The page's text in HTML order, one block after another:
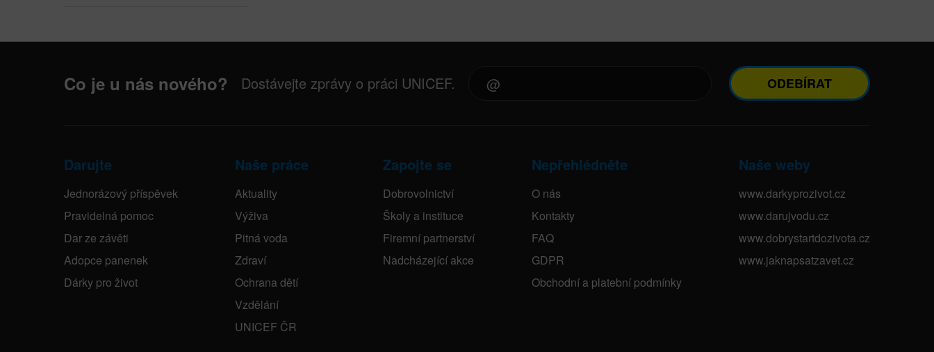
Co je u nás nového? Dostávejte zprávy o práci UNICEF. ODEBÍRAT
Darujte
Jednorázový příspěvek
Pravidelná pomoc
Dar ze závěti
Adopce panenek
Dárky pro život
Naše práce
Aktuality
Výživa
Pitná voda
Zdraví
Ochrana dětí
Vzdělání
UNICEF ČR
Zapojte se
Dobrovolnictví
Školy a instituce
Firemní partnerství
Nadcházející akce
Nepřehlédněte
O nás
Kontakty
FAQ
GDPR
Obchodní a platební podmínky
Naše weby
www.darkyprozivot.cz
www.darujvodu.cz
www.dobrystartdozivota.cz
www.jaknapsatzavet.cz